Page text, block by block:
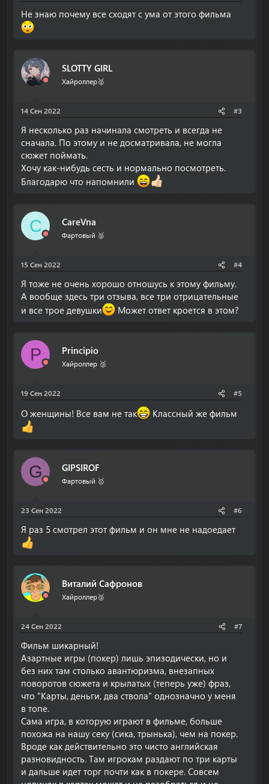
Не знаю почему все сходят с ума от этого фильма
SLOTTY GIRL
Хайроллер🥈
14 Сен 2022 #3
Я несколько раз начинала смотреть и всегда не
сначала. По этому и не досматривала, не могла
сюжет поймать.
Хочу как-нибудь сесть и нормально посмотреть.
Благодарю что напомнили
C CareVna
Фартовый 🥈
15 Сен 2022 #4
Я тоже не очень хорошо отношусь к этому фильму.
А вообще здесь три отзыва, все три отрицательные
и все трое девушки
Может ответ кроется в этом?
P Principio
Хайроллер 🥉
19 Сен 2022 #5
О женщины! Все вам не так Классный же фильм
G GIPSIROF
Фартовый 🥇
23 Сен 2022 #6
Я раз 5 смотрел этот фильм и он мне не надоедает
Виталий Сафронов
Хайроллер🥈
24 Сен 2022 #7
Фильм шикарный!
Азартные игры (покер) лишь эпизодически, но и
без них там столько авантюризма, внезапных
поворотов сюжета и крылатых (теперь уже) фраз,
что "Карты, деньги, два ствола" однозначно у меня
в топе.
Сама игра, в которую играют в фильме, больше
похожа на нашу секу (сика, трынька), чем на покер.
Вроде как действительно это чисто английская
разновидность. Там игрокам раздают по три карты
и дальше идет торг почти как в покере. Совсем